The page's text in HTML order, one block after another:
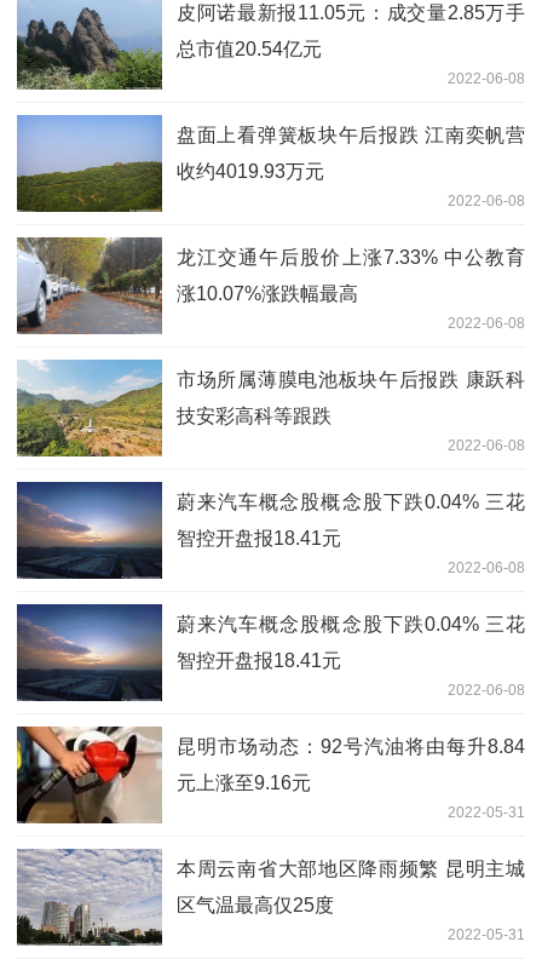
皮阿诺最新报11.05元：成交量2.85万手
总市值20.54亿元
2022-06-08
盘面上看弹簧板块午后报跌 江南奕帆营
收约4019.93万元
2022-06-08
龙江交通午后股价上涨7.33% 中公教育
涨10.07%涨跌幅最高
2022-06-08
市场所属薄膜电池板块午后报跌 康跃科
技安彩高科等跟跌
2022-06-08
蔚来汽车概念股概念股下跌0.04% 三花
智控开盘报18.41元
2022-06-08
蔚来汽车概念股概念股下跌0.04% 三花
智控开盘报18.41元
2022-06-08
昆明市场动态：92号汽油将由每升8.84
元上涨至9.16元
2022-05-31
本周云南省大部地区降雨频繁 昆明主城
区气温最高仅25度
2022-05-31